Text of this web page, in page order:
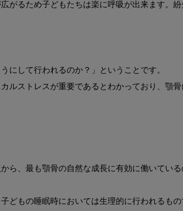
がるため子どもたちは楽に呼吸が出来ます。
にして行われるのか？」ということです。
ルストレスが重要であるとわかっており、顎
ら、最も顎骨の自然な成長に有効に働いてい
どもの睡眠時においては生理的に行われるも